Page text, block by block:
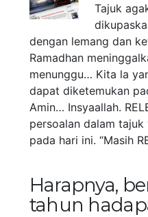
Tajuk
dengan lemang dan
Ramadhan
menunggu… Kita la
dapat diketemukan
Amin… Insyaallah.
persoalan dalam
pada hari ini. “Masih
Harapnya,
tahun